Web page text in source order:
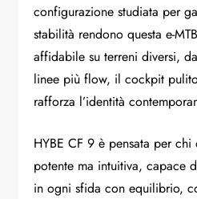
configurazione studiata per
stabilità rendono questa e-
affidabile su terreni diversi,
linee più flow, il cockpit
rafforza l’identità
HYBE CF 9 è pensata per
potente ma intuitiva, capace
in ogni sfida con equilibrio,